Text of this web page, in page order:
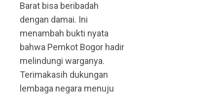
Barat bisa beribadah
dengan damai. Ini
menambah bukti nyata
bahwa Pemkot Bogor hadir
melindungi warganya.
Terimakasih dukungan
lembaga negara menuju